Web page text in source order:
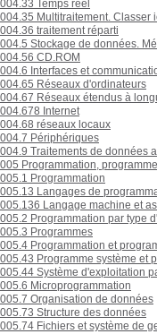
004.33 Temps réel
004.35 Multitraitement. Classer
004.36 traitement réparti
004.5 Stockage de données.
004.56 CD.ROM
004.6 Interfaces et
004.65 Réseaux d'ordinateurs
004.67 Réseaux étendus à
004.678 Internet
004.68 réseaux locaux
004.7 Périphériques
004.9 Traitements de données
005 Programmation,
005.1 Programmation
005.13 Langages de
005.136 Langage machine et
005.2 Programmation par type
005.3 Programmes
005.4 Programmation et
005.43 Programme système et
005.44 Système d'exploitation
005.6 Microprogrammation
005.7 Organisation de données
005.73 Structure des données
005.74 Fichiers et système de